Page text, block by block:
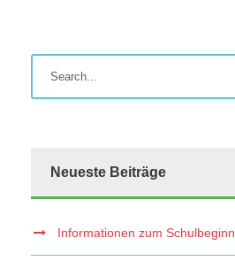
Neueste Beiträge
Informationen zum